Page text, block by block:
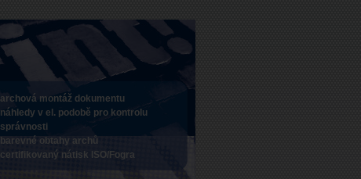
archová montáž dokumentu
náhledy v el. podobě pro kontrolu
správnosti
barevné obtahy archů
certifikovaný nátisk ISO/Fogra